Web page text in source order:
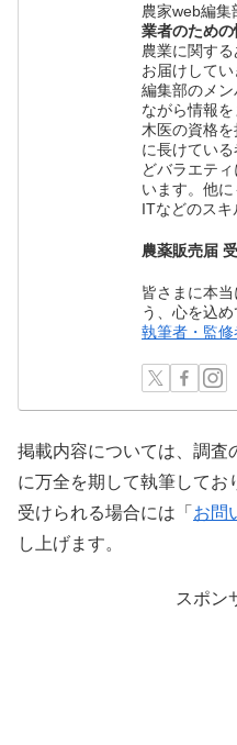
農家web編集
業者のための
農業に関す
お届けしてい
編集部のメ
ながら情報
木医の資格
に長けてい
どバラエテ
います。他に
ITなどのスキ
農薬販売届
皆さまに本
う、心を込め
執筆者・監
掲載内容については、調査
に万全を期して執筆してお
受けられる場合には「 お問
し上げます。
スポン